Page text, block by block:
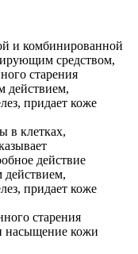
и комбинированной
средством,
старения
действием,
придает коже
в клетках,
действие
действием,
придает коже
старения
насыщение кожи